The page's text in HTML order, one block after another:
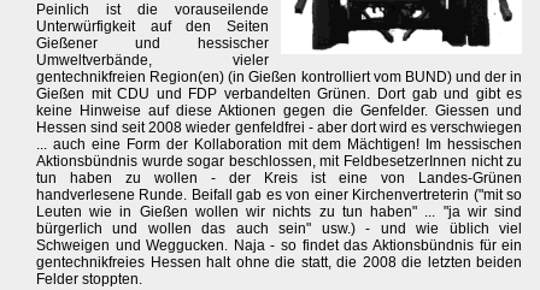
Peinlich ist die vorauseilende
Unterwürfigkeit auf den Seiten
Gießener und hessischer
Umweltverbände, vieler
gentechnikfreien Region(en) (in Gießen kontrolliert vom BUND) und der in
Gießen mit CDU und FDP verbandelten Grünen. Dort gab und gibt es
keine Hinweise auf diese Aktionen gegen die Genfelder. Giessen und
Hessen sind seit 2008 wieder genfeldfrei - aber dort wird es verschwiegen
... auch eine Form der Kollaboration mit dem Mächtigen! Im hessischen
Aktionsbündnis wurde sogar beschlossen, mit FeldbesetzerInnen nicht zu
tun haben zu wollen - der Kreis ist eine von Landes-Grünen
handverlesene Runde. Beifall gab es von einer Kirchenvertreterin ("mit so
Leuten wie in Gießen wollen wir nichts zu tun haben" ... "ja wir sind
bürgerlich und wollen das auch sein" usw.) - und wie üblich viel
Schweigen und Weggucken. Naja - so findet das Aktionsbündnis für ein
gentechnikfreies Hessen halt ohne die statt, die 2008 die letzten beiden
Felder stoppten.